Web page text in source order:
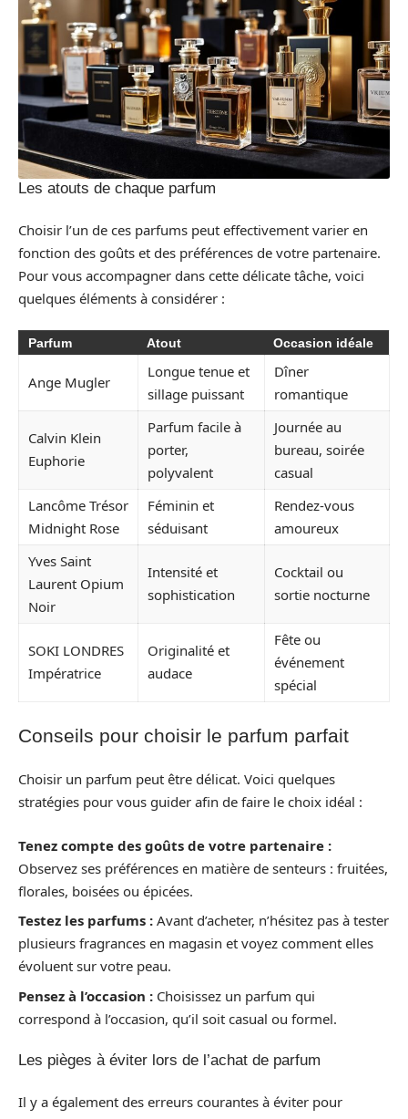
Les atouts de chaque parfum
Choisir l’un de ces parfums peut effectivement varier en
fonction des goûts et des préférences de votre partenaire.
Pour vous accompagner dans cette délicate tâche, voici
quelques éléments à considérer :
Parfum Atout Occasion idéale
Ange Mugler
Longue tenue et
sillage puissant
Dîner
romantique
Calvin Klein
Euphorie
Parfum facile à
porter,
polyvalent
Journée au
bureau, soirée
casual
Lancôme Trésor
Midnight Rose
Féminin et
séduisant
Rendez-vous
amoureux
Yves Saint
Laurent Opium
Noir
Intensité et
sophistication
Cocktail ou
sortie nocturne
SOKI LONDRES
Impératrice
Originalité et
audace
Fête ou
événement
spécial
Conseils pour choisir le parfum parfait
Choisir un parfum peut être délicat. Voici quelques
stratégies pour vous guider afin de faire le choix idéal :
Tenez compte des goûts de votre partenaire :
Observez ses préférences en matière de senteurs : fruitées,
florales, boisées ou épicées.
Testez les parfums : Avant d’acheter, n’hésitez pas à tester
plusieurs fragrances en magasin et voyez comment elles
évoluent sur votre peau.
Pensez à l’occasion : Choisissez un parfum qui
correspond à l’occasion, qu’il soit casual ou formel.
Les pièges à éviter lors de l’achat de parfum
Il y a également des erreurs courantes à éviter pour